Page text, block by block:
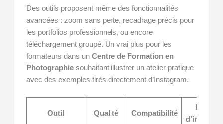
Des outils proposent même des fonctionnalités
avancées : zoom sans perte, recadrage précis pour
les portfolios professionnels, ou encore
téléchargement groupé. Un vrai plus pour les
formateurs dans unCentre de Formation en
Photographie souhaitant illustrer un atelier pratique
avec des exemples tirés directement d’Instagram.
Outil Qualité Compatibilité